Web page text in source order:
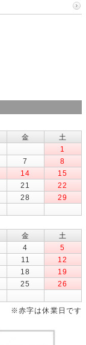
金
土
1
7
8
14
15
21
22
28
29
金
土
4
5
11
12
18
19
25
26
※赤字は休業日です